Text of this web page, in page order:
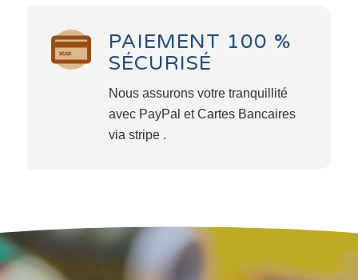
PAIEMENT 100 %
SÉCURISÉ
Nous assurons votre tranquillité
avec PayPal et Cartes Bancaires
via stripe .